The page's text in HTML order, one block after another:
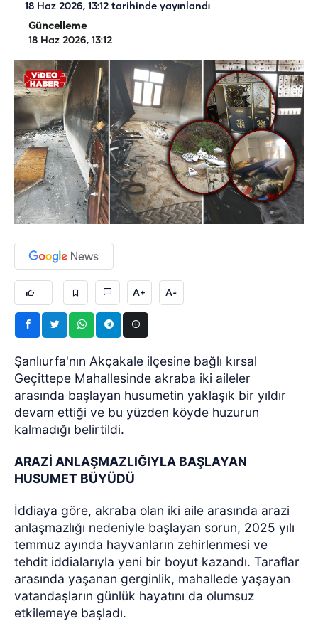
18 Haz 2026, 13:12 tarihinde yayınlandı
Güncelleme
18 Haz 2026, 13:12
A+ A-
Şanlıurfa'nın Akçakale ilçesine bağlı kırsal
Geçittepe Mahallesinde akraba iki aileler
arasında başlayan husumetin yaklaşık bir yıldır
devam ettiği ve bu yüzden köyde huzurun
kalmadığı belirtildi.
ARAZİ ANLAŞMAZLIĞIYLA BAŞLAYAN
HUSUMET BÜYÜDÜ
İddiaya göre, akraba olan iki aile arasında arazi
anlaşmazlığı nedeniyle başlayan sorun, 2025 yılı
temmuz ayında hayvanların zehirlenmesi ve
tehdit iddialarıyla yeni bir boyut kazandı. Taraflar
arasında yaşanan gerginlik, mahallede yaşayan
vatandaşların günlük hayatını da olumsuz
etkilemeye başladı.